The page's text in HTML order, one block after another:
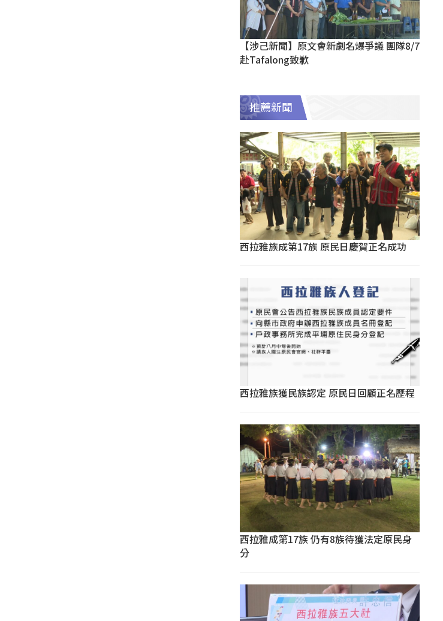
【涉己新聞】原文會新劇名爆爭議 團隊8/7
赴Tafalong致歉
推薦新聞
西拉雅族成第17族 原民日慶賀正名成功
西拉雅族獲民族認定 原民日回顧正名歷程
西拉雅成第17族 仍有8族待獲法定原民身
分